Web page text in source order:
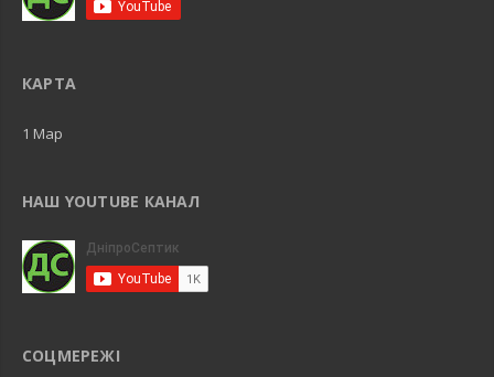
КАРТА
1 Map
НАШ YOUTUBE КАНАЛ
СОЦМЕРЕЖІ